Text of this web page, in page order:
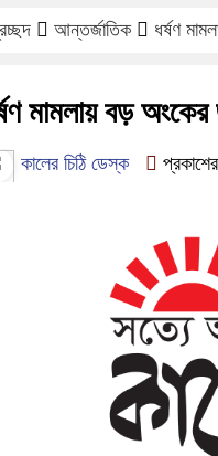
আন্তর্জাতিক ধর্ষণ
মামলায় বড় অংকের
কালের চিঠি ডেস্ক